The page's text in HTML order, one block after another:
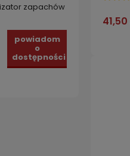
zapachów
powiadom
o
dostępności
KUNY
41,50